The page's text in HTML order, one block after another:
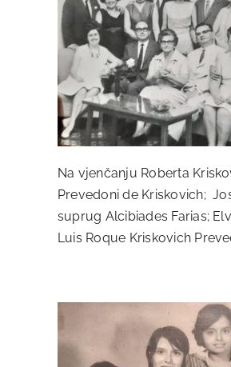
Na vjenčanju Roberta
Prevedoni de Kriskovich;
suprug Alcibiades Farias;
Luis Roque Kriskovich